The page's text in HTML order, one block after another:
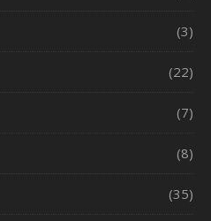
(3)
(22)
(7)
(8)
(35)